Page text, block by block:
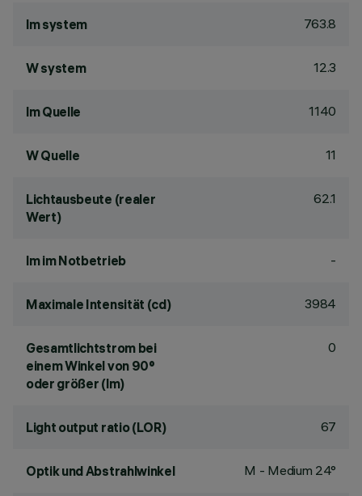
lm system 763.8
W system 12.3
lm Quelle 1140
W Quelle 11
Lichtausbeute (realer
Wert)
62.1
lm im Notbetrieb -
Maximale Intensität (cd) 3984
Gesamtlichtstrom bei
einem Winkel von 90°
oder größer (lm)
0
Light output ratio (LOR) 67
Optik und Abstrahlwinkel M - Medium 24°